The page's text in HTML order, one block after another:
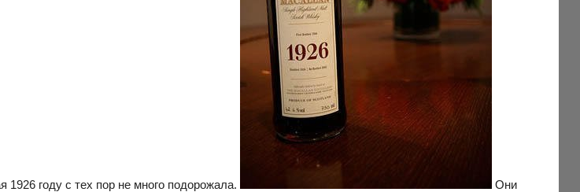
году с тех пор не много подорожала.
Они